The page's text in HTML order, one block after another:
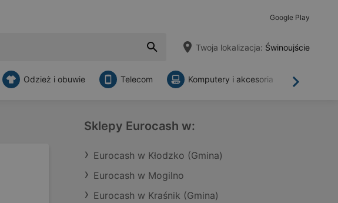
Google Play
Twoja lokalizacja: Świnoujście
Dalej
Odzież i obuwie Telecom Komputery i akcesoria
Sklepy Eurocash w:
Eurocash w Kłodzko (Gmina)
Eurocash w Mogilno
Eurocash w Kraśnik (Gmina)